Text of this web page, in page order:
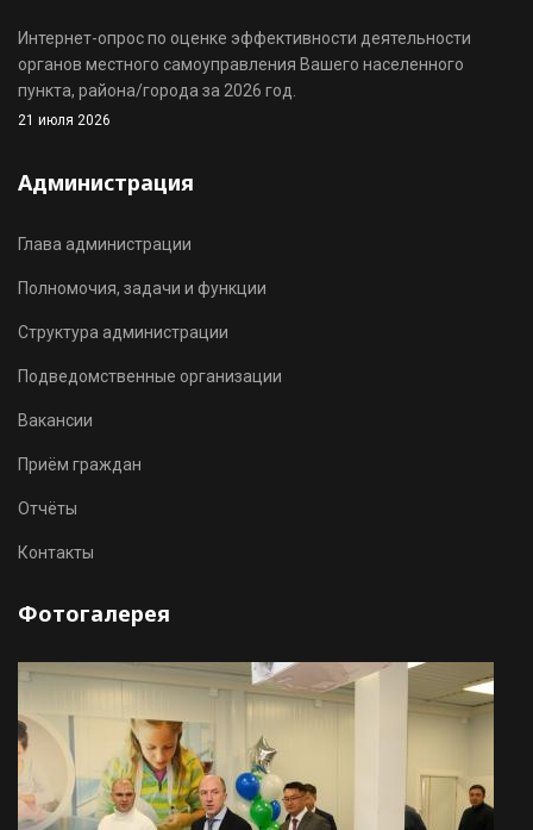
Интернет-опрос по оценке эффективности деятельности
органов местного самоуправления Вашего населенного
пункта, района/города за 2026 год.
21 июля 2026
Администрация
Глава администрации
Полномочия, задачи и функции
Структура администрации
Подведомственные организации
Вакансии
Приём граждан
Отчёты
Контакты
Фотогалерея